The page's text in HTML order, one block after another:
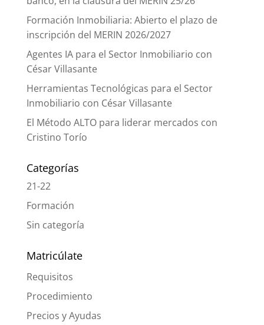
Formación Inmobiliaria: Abierto el plazo de
inscripción del MERIN 2026/2027
Agentes IA para el Sector Inmobiliario con
César Villasante
Herramientas Tecnológicas para el Sector
Inmobiliario con César Villasante
El Método ALTO para liderar mercados con
Cristino Torío
Categorías
21-22
Formación
Sin categoría
Matricúlate
Requisitos
Procedimiento
Precios y Ayudas